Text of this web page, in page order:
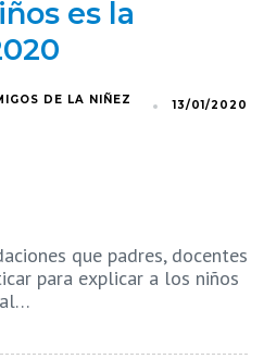
es la
DE LA NIÑEZ
13/01/2020
que padres, docentes
para explicar a los niños